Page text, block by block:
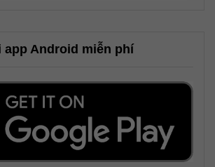
app Android miễn phí